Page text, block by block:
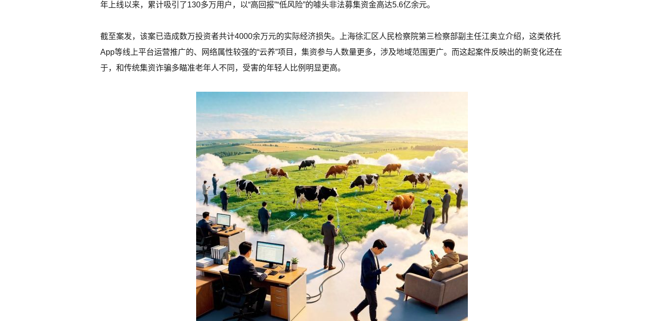
年上线以来，累计吸引了130多万用户，以“高回报”“低风险”的噱头非法募集资金高达5.6亿余元。
截至案发，该案已造成数万投资者共计4000余万元的实际经济损失。上海徐汇区人民检察院第三检察部副主任江奥立介绍，这类依托
App等线上平台运营推广的、网络属性较强的“云养”项目，集资参与人数量更多，涉及地域范围更广。而这起案件反映出的新变化还在
于，和传统集资诈骗多瞄准老年人不同，受害的年轻人比例明显更高。